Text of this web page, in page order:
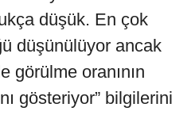
düşük. En çok
düşünülüyor ancak
görülme oranının
gösteriyor” bilgilerini